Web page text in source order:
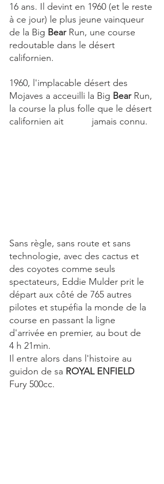
16 ans. Il devint en 1960 (et le reste
à ce jour) le plus jeune vainqueur
de la Big Bear Run, une course
redoutable dans le désert
californien.
1960, l'implacable désert des
Mojaves a acceuilli la Big Bear Run,
la course la plus folle que le désert
Sans règle, sans route et sans
technologie, avec des cactus et
des coyotes comme seuls
spectateurs, Eddie Mulder prit le
départ aux côté de 765 autres
pilotes et stupéfia la monde de la
course en passant la ligne
d'arrivée en premier, au bout de
4 h 21min.
Il entre alors dans l'histoire au
guidon de sa ROYAL ENFIELD
Fury 500cc.